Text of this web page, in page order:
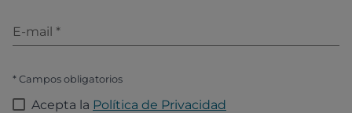
E-mail *
* Campos obligatorios
Acepta la Política de Privacidad